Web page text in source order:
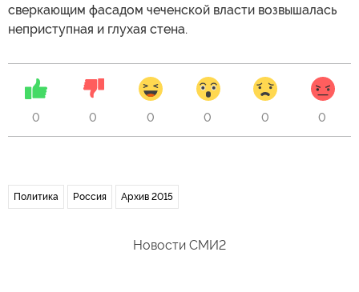
сверкающим фасадом чеченской власти возвышалась
неприступная и глухая стена.
0 0 0 0 0 0
Политика Россия Архив 2015
Новости СМИ2